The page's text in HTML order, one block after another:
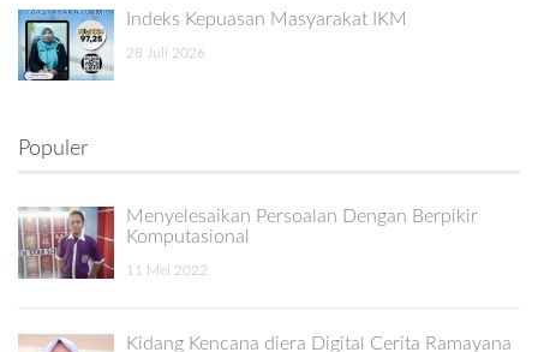
Indeks Kepuasan Masyarakat IKM
28 Juli 2026
Populer
Menyelesaikan Persoalan Dengan Berpikir
Komputasional
11 Mei 2022
Kidang Kencana diera Digital Cerita Ramayana